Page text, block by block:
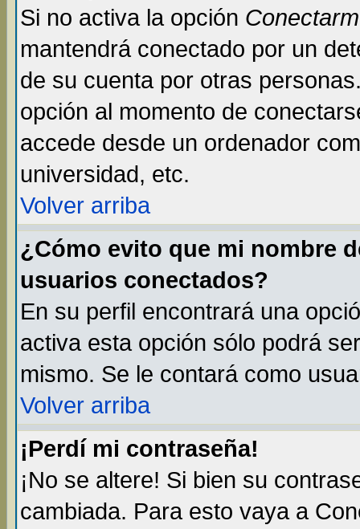
Si no activa la opción
mantendrá conectado por un
de su cuenta por otras
opción al momento de
accede desde un ordenador
universidad, etc.
Volver arriba
¿Cómo evito que mi nombre
usuarios conectados?
En su perfil encontrará una
activa esta opción sólo podrá
mismo. Se le contará como
Volver arriba
¡Perdí mi contraseña!
¡No se altere! Si bien su
cambiada. Para esto vaya a